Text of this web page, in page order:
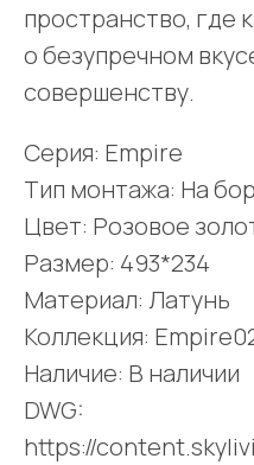
пространство, где
о безупречном
совершенству.
Серия: Empire
Тип монтажа: На
Цвет: Розовое
Размер: 493*234
Материал: Латунь
Коллекция:
Наличие: В наличии
DWG:
https://